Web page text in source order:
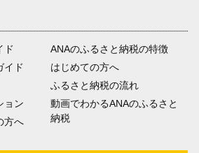
ド
イド
ョン
方へ
ANAのふるさと納税の特徴
はじめての方へ
ふるさと納税の流れ
動画でわかるANAのふるさと
納税